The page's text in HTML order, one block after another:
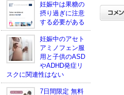
妊娠中は果糖の
摂り過ぎに注意
する必要がある
妊娠中のアセト
アミノフェン服
用と子供のASD
やADHD発症リ
スクに関連性はない
7日間限定 無料